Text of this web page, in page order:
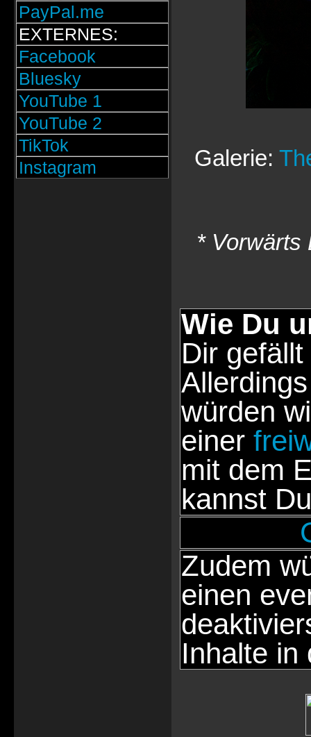
PayPal.me
EXTERNES:
Facebook
Bluesky
YouTube 1
YouTube 2
TikTok
Instagram
Galerie:
* Vorwärts
Wie Du
Dir
würden
einer
mit dem
kannst
Zudem
einen
Inhalte in